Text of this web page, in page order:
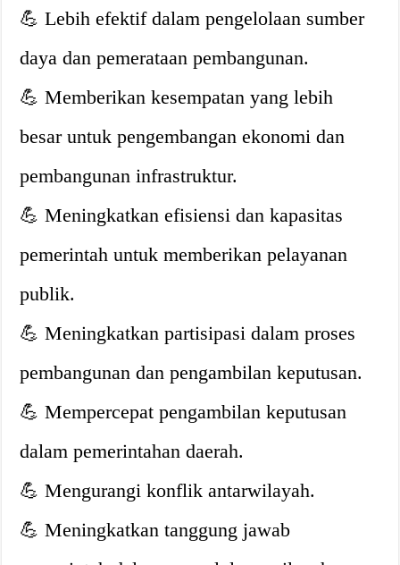
💪 Lebih efektif dalam pengelolaan sumber
daya dan pemerataan pembangunan.
💪 Memberikan kesempatan yang lebih
besar untuk pengembangan ekonomi dan
pembangunan infrastruktur.
💪 Meningkatkan efisiensi dan kapasitas
pemerintah untuk memberikan pelayanan
publik.
💪 Meningkatkan partisipasi dalam proses
pembangunan dan pengambilan keputusan.
💪 Mempercepat pengambilan keputusan
dalam pemerintahan daerah.
💪 Mengurangi konflik antarwilayah.
💪 Meningkatkan tanggung jawab